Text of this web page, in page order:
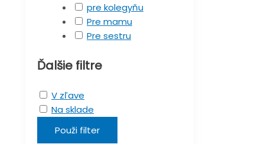
pre kolegyňu
Pre mamu
Pre sestru
Ďalšie filtre
V zľave
Na sklade
Použi filter